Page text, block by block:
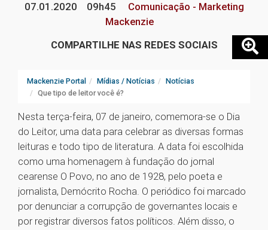
07.01.2020
09h45
Comunicação - Marketing
Mackenzie
COMPARTILHE NAS REDES SOCIAIS
Mackenzie Portal Mídias / Notícias
Notícias
Que tipo de leitor você é?
Nesta terça-feira, 07 de janeiro, comemora-se o Dia
do Leitor, uma data para celebrar as diversas formas
leituras e todo tipo de literatura. A data foi escolhida
como uma homenagem à fundação do jornal
cearense O Povo, no ano de 1928, pelo poeta e
jornalista, Demócrito Rocha. O periódico foi marcado
por denunciar a corrupção de governantes locais e
por registrar diversos fatos políticos. Além disso, o